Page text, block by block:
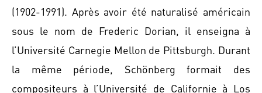
(1902-1991). Après avoir été naturalisé américain
sous le nom de Frederic Dorian, il enseigna à
l’Université Carnegie Mellon de Pittsburgh. Durant
la même période, Schönberg formait des
compositeurs à l’Université de Californie à Los